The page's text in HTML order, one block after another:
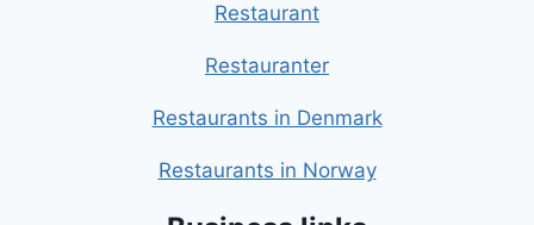
Restaurant
Restauranter
Restaurants in Denmark
Restaurants in Norway